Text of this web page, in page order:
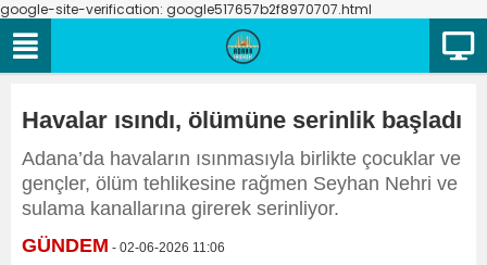
google-site-verification: google517657b2f8970707.html
Havalar ısındı, ölümüne serinlik başladı
Adana’da havaların ısınmasıyla birlikte çocuklar ve
gençler, ölüm tehlikesine rağmen Seyhan Nehri ve
sulama kanallarına girerek serinliyor.
GÜNDEM - 02-06-2026 11:06